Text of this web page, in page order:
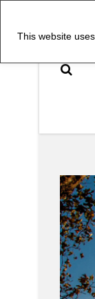
This website